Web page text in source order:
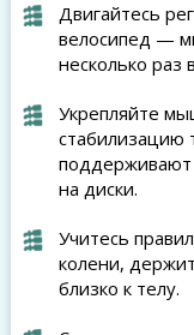
Двигайтесь
велосипед —
несколько раз
Укрепляйте
поддерживают
на диски.
Учитесь
колени,
близко к телу.